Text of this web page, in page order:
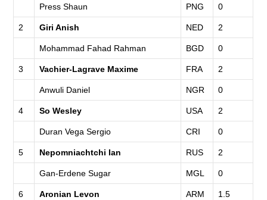
Press Shaun PNG 0
2 Giri Anish NED 2
Mohammad Fahad Rahman BGD 0
3 Vachier-Lagrave Maxime FRA 2
Anwuli Daniel NGR 0
4 So Wesley USA 2
Duran Vega Sergio CRI 0
5 Nepomniachtchi Ian RUS 2
Gan-Erdene Sugar MGL 0
6 Aronian Levon ARM 1.5